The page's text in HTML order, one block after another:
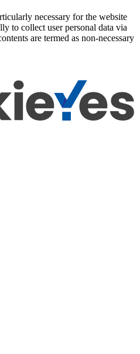
necessary for the website
to collect user personal data via
are termed as non-necessary